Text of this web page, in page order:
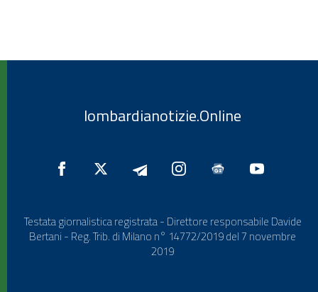
lombardianotizie.Online
Testata giornalistica registrata - Direttore responsabile Davide
Bertani - Reg. Trib. di Milano n° 14772/2019 del 7 novembre
2019